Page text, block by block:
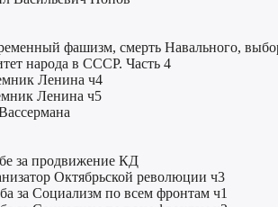
фашизм, смерть Навального,
народа в СССР. Часть 4
Ленина ч4
Ленина ч5
за продвижение КД
Октябрьской революции ч3
за Социализм по всем фронтам ч1